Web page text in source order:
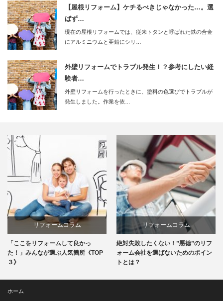
【屋根リフォーム】ケチるべきじゃなかった…。選
ばず…
現在の屋根リフォームでは、従来トタンと呼ばれた鉄の合金
にアルミニウムと亜鉛にシリ…
外壁リフォームでトラブル発生！？参考にしたい経
験者…
外壁リフォームを行ったときに、塗料の色選びでトラブルが
発生しました。作業を依…
リフォームコラム
「ここをリフォームして良かっ
た！」みんなが選ぶ人気箇所《TOP
３》
リフォームコラム
絶対失敗したくない！”悪徳”のリフ
ォーム会社を選ばないためのポイン
トとは？
ホーム